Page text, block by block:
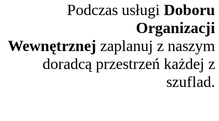
Podczas usługi Doboru
Organizacji
Wewnętrznej zaplanuj z naszym
doradcą przestrzeń każdej z
szuflad.